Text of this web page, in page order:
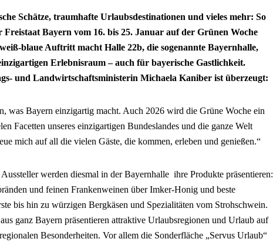
Schätze, traumhafte Urlaubsdestinationen und vieles mehr: So
Freistaat Bayern vom 16. bis 25. Januar auf der Grünen Woche
blaue Auftritt macht Halle 22b, die sogenannte Bayernhalle,
Erlebnisraum – auch für bayerische Gastlichkeit.
und Landwirtschaftsministerin Michaela Kaniber ist überzeugt:
was Bayern einzigartig macht. Auch 2026 wird die Grüne Woche ein
Facetten unseres einzigartigen Bundeslandes und die ganze Welt
mich auf all die vielen Gäste, die kommen, erleben und genießen.“
werden diesmal in der Bayernhalle ihre Produkte präsentieren:
und feinen Frankenweinen über Imker-Honig und beste
bis hin zu würzigen Bergkäsen und Spezialitäten vom Strohschwein.
ganz Bayern präsentieren attraktive Urlaubsregionen und Urlaub auf
Besonderheiten. Vor allem die Sonderfläche „Servus Urlaub“